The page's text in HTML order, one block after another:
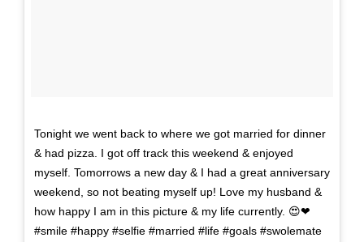
Tonight we went back to where we got married for dinner
& had pizza. I got off track this weekend & enjoyed
myself. Tomorrows a new day & I had a great anniversary
weekend, so not beating myself up! Love my husband &
how happy I am in this picture & my life currently. 😍❤
#smile #happy #selfie #married #life #goals #swolemate